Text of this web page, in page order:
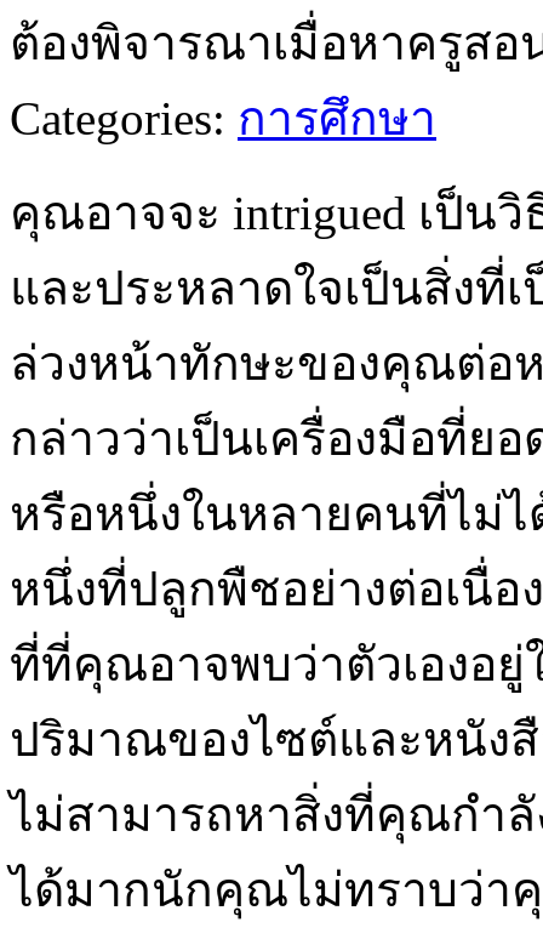
ต้องพิจารณาเมื่อหาครูสอ
Categories: การศึกษา
คุณอาจจะ intrigued เป็น
และประหลาดใจเป็นสิ่งที่
ล่วงหน้าทักษะของคุณต่อ
กล่าวว่าเป็นเครื่องมือที่ย
หรือหนึ่งในหลายคนที่ไม่ไ
หนึ่งที่ปลูกพืชอย่างต่อเนื่อ
ที่ที่คุณอาจพบว่าตัวเองอยู่
ปริมาณของไซต์และหนัง
ไม่สามารถหาสิ่งที่คุณกำ
ได้มากนักคุณไม่ทราบว่า